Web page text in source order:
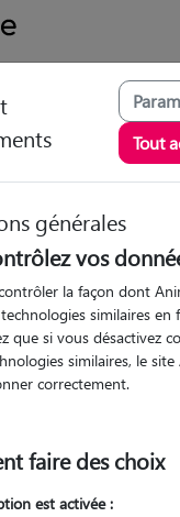
Plouhinec
Floriane -
Tout
générales
vos
la façon dont
similaires en
que si vous désactivez
similaires, le
correctement.
faire des choix
est activée :